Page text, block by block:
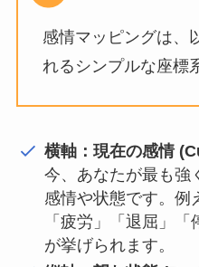
感情マッピングは、
れるシンプルな座標
横軸：現在の感情
今、あなたが最も強
感情や状態です。例
「疲労」「退屈」
が挙げられます。